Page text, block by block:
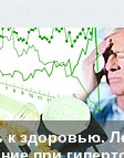
к здоровью.